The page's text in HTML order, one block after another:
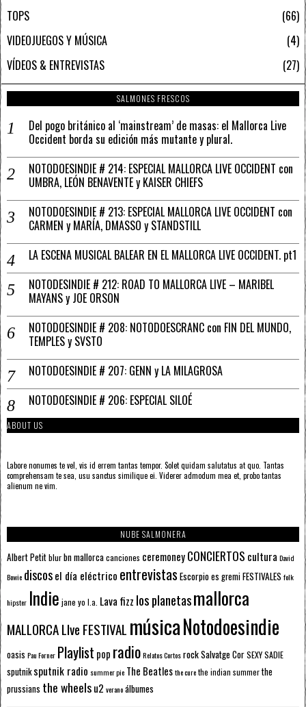
TOPS
66
VIDEOJUEGOS Y MÚSICA
4
VÍDEOS & ENTREVISTAS
27
SALMONES FRESCOS
Del pogo británico al ‘mainstream’ de masas: el Mallorca Live
Occident borda su edición más mutante y plural.
NOTODOESINDIE # 214: ESPECIAL MALLORCA LIVE OCCIDENT con
UMBRA, LEÓN BENAVENTE y KAISER CHIEFS
NOTODOESINDIE # 213: ESPECIAL MALLORCA LIVE OCCIDENT con
CARMEN y MARÍA, DMASSO y STANDSTILL
LA ESCENA MUSICAL BALEAR EN EL MALLORCA LIVE OCCIDENT. pt1
NOTODESINDIE # 212: ROAD TO MALLORCA LIVE – MARIBEL
MAYANS y JOE ORSON
NOTODOESINDIE # 208: NOTODOESCRANC con FIN DEL MUNDO,
TEMPLES y SVSTO
NOTODOESINDIE # 207: GENN y LA MILAGROSA
NOTODOESINDIE # 206: ESPECIAL SILOÉ
ABOUT US
Labore nonumes te vel, vis id errem tantas tempor. Solet quidam salutatus at quo. Tantas
comprehensam te sea, usu sanctus similique ei. Viderer admodum mea et, probo tantas
alienum ne vim.
NUBE SALMONERA
Albert Petitblurbn mallorcacanciones ceremoneyCONCIERTOS cultura David
Bowie discosel día eléctrico entrevistas Escorpioes gremiFESTIVALES folk
hipster Indie jane yo l.a. Lava fizz los planetasmallorca
MALLORCA LIve FESTIVAL músicaNotodoesindie
oasis Pau Forner Playlist pop radioRelatos CortosrockSalvatge CorSEXY SADIE
sputnik sputnik radio summer pie The Beatlesthe curethe indian summerthe
prussians the wheelsu2 veranoálbumes